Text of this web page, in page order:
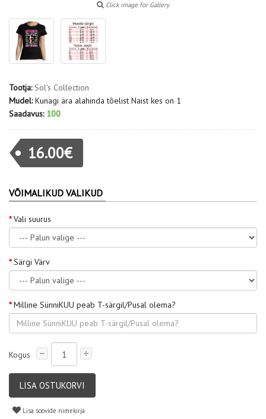
Click image for Gallery
Tootja: Sol's Collection
Mudel: Kunagi ära alahinda tõelist Naist kes on 1
Saadavus: 100
16.00€
VÕIMALIKUD VALIKUD
Vali suurus
Särgi Värv
Milline SünniKUU peab T-särgil/Pusal olema?
Kogus
LISA OSTUKORVI
Lisa soovide nimekirja